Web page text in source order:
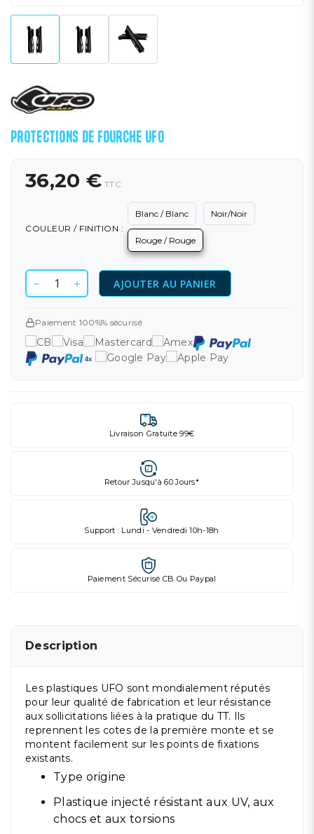
PROTECTIONS DE FOURCHE UFO
36,20 € TTC
COULEUR / FINITION :
Blanc / Blanc Noir/Noir
Rouge / Rouge
AJOUTER AU PANIER
Paiement 100%% sécurisé
Livraison Gratuite 99€
Retour Jusqu'à 60 Jours*
Support : Lundi - Vendredi 10h-18h
Paiement Sécurisé CB Ou Paypal
Description
Les plastiques UFO sont mondialement réputés
pour leur qualité de fabrication et leur résistance
aux sollicitations liées à la pratique du TT. Ils
reprennent les cotes de la première monte et se
montent facilement sur les points de fixations
existants.
Type origine
Plastique injecté résistant aux UV, aux
chocs et aux torsions